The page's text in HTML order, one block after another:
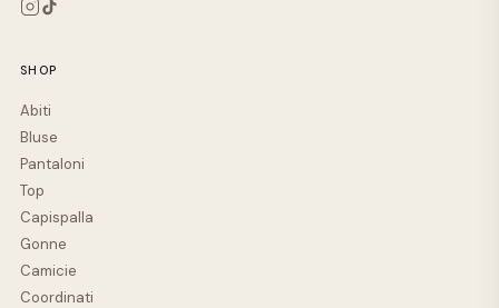
SHOP
Abiti
Bluse
Pantaloni
Top
Capispalla
Gonne
Camicie
Coordinati